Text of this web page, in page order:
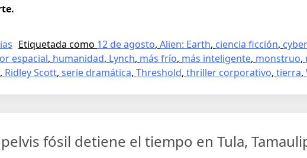
Etiquetada como 12 de agosto, Alien: Earth, ciencia ficción,
espacial, humanidad, Lynch, más frío, más inteligente, monstruo,
, Ridley Scott, serie dramática, Threshold, thriller corporativo, tierra,
fósil detiene el tiempo en Tula,